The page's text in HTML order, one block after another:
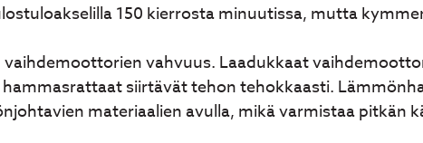
150 kierrosta minuutissa, mutta
vahvuus. Laadukkaat
siirtävät tehon tehokkaasti.
materiaalien avulla, mikä varmistaa pitkän